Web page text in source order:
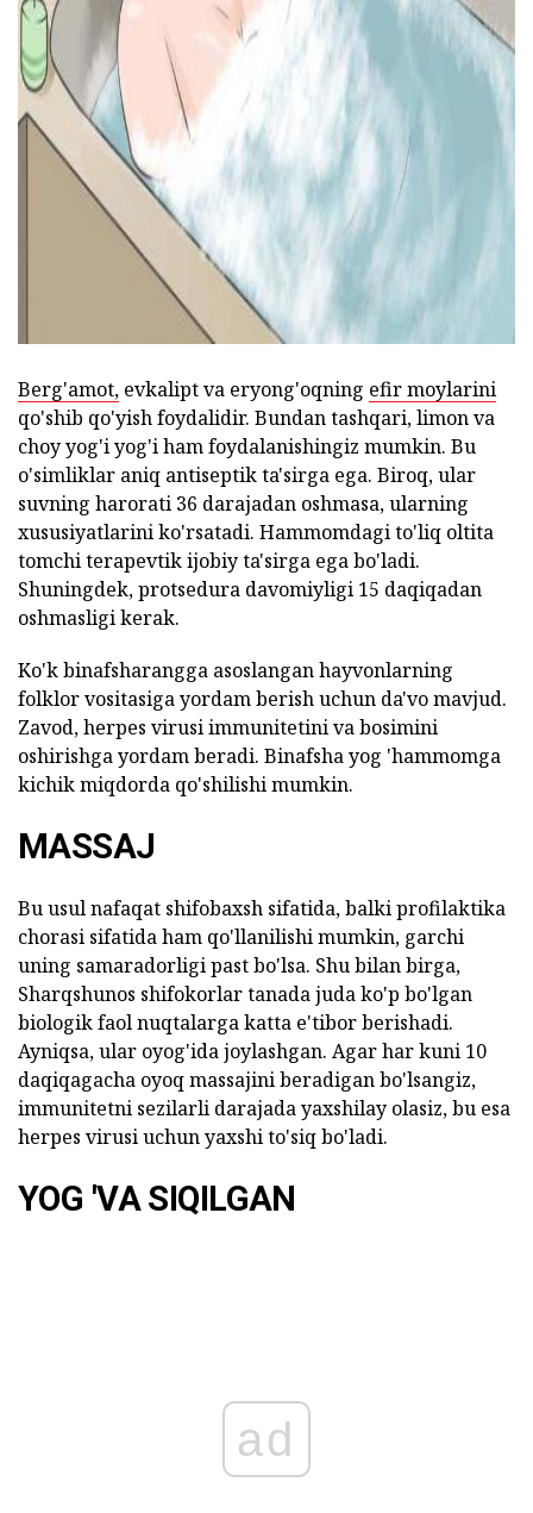
Berg'amot, evkalipt va eryong'oqning efir moylarini
qo'shib qo'yish foydalidir. Bundan tashqari, limon va
choy yog'i yog'i ham foydalanishingiz mumkin. Bu
o'simliklar aniq antiseptik ta'sirga ega. Biroq, ular
suvning harorati 36 darajadan oshmasa, ularning
xususiyatlarini ko'rsatadi. Hammomdagi to'liq oltita
tomchi terapevtik ijobiy ta'sirga ega bo'ladi.
Shuningdek, protsedura davomiyligi 15 daqiqadan
oshmasligi kerak.
Ko'k binafsharangga asoslangan hayvonlarning
folklor vositasiga yordam berish uchun da'vo mavjud.
Zavod, herpes virusi immunitetini va bosimini
oshirishga yordam beradi. Binafsha yog 'hammomga
kichik miqdorda qo'shilishi mumkin.
MASSAJ
Bu usul nafaqat shifobaxsh sifatida, balki profilaktika
chorasi sifatida ham qo'llanilishi mumkin, garchi
uning samaradorligi past bo'lsa. Shu bilan birga,
Sharqshunos shifokorlar tanada juda ko'p bo'lgan
biologik faol nuqtalarga katta e'tibor berishadi.
Ayniqsa, ular oyog'ida joylashgan. Agar har kuni 10
daqiqagacha oyoq massajini beradigan bo'lsangiz,
immunitetni sezilarli darajada yaxshilay olasiz, bu esa
herpes virusi uchun yaxshi to'siq bo'ladi.
YOG 'VA SIQILGAN
ad